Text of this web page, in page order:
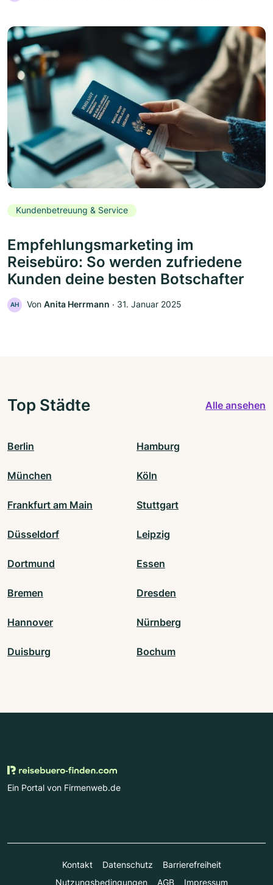
Kundenbetreuung & Service
Empfehlungsmarketing im
Reisebüro: So werden zufriedene
Kunden deine besten Botschafter
AH Von Anita Herrmann ‧ 31. Januar 2025
Top Städte Alle ansehen
Berlin Hamburg
München Köln
Frankfurt am Main Stuttgart
Düsseldorf Leipzig
Dortmund Essen
Bremen Dresden
Hannover Nürnberg
Duisburg Bochum
Ein Portal von Firmenweb.de
Kontakt Datenschutz
Barrierefreiheit
Nutzungsbedingungen
AGB Impressum